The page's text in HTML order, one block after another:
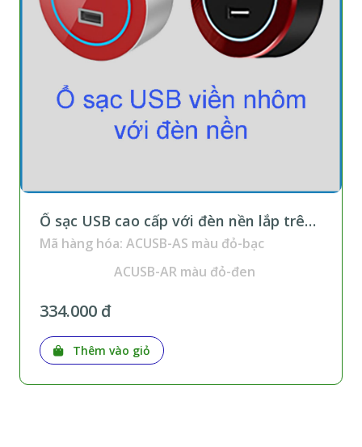
Ổ sạc USB cao cấp với đèn nền lắp trên
thanh ray
Mã hàng hóa: ACUSB-AS màu đỏ-bạc
ACUSB-AR màu đỏ-đen
334.000 đ
Thêm vào giỏ